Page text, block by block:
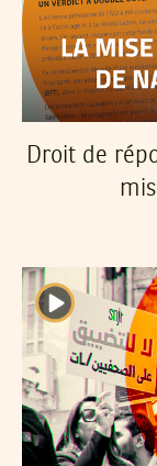
Droit de